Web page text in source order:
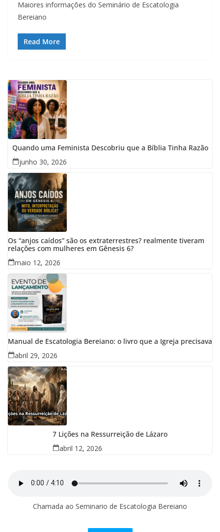
Maiores informações do Seminário de Escatologia
Bereiano
Read More
Quando uma Feminista Descobriu que a Bíblia Tinha Razão
junho 30, 2026
Os “anjos caídos” são os extraterrestres? realmente tiveram
relações com mulheres em Gênesis 6?
maio 12, 2026
Manual de Escatologia Bereiano: o livro que a Igreja precisava
abril 29, 2026
7 Lições na Ressurreição de Lázaro
abril 12, 2026
Chamada ao Seminario de Escatologia Bereiano